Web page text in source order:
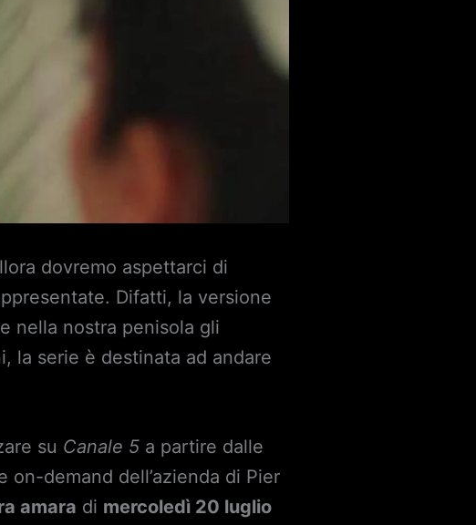
dovremo aspettarci di
Difatti, la versione
nella nostra penisola gli
la serie è destinata ad andare
su Canale 5 a partire dalle
on-demand dell’azienda di Pier
amara di mercoledì 20 luglio